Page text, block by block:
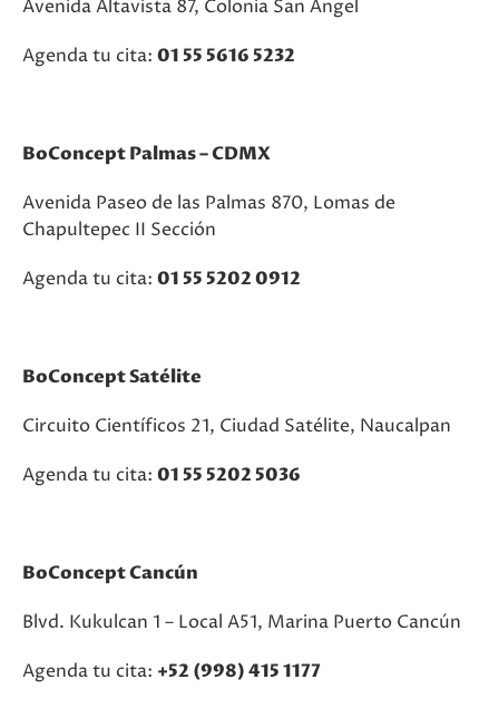
Avenida Altavista 87, Colonia San Ángel
Agenda tu cita: 01 55 5616 5232
BoConcept Palmas – CDMX
Avenida Paseo de las Palmas 870, Lomas de
Chapultepec II Sección
Agenda tu cita: 01 55 5202 0912
BoConcept Satélite
Circuito Científicos 21, Ciudad Satélite, Naucalpan
Agenda tu cita: 01 55 5202 5036
BoConcept Cancún
Blvd. Kukulcan 1 – Local A51, Marina Puerto Cancún
Agenda tu cita: +52 (998) 415 1177